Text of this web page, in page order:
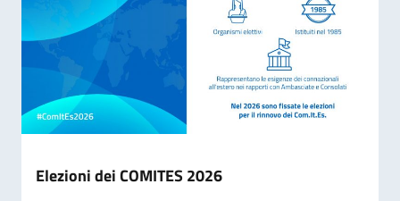
Elezioni dei COMITES 2026